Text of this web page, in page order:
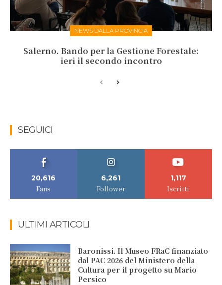
NEWS DALLA PROVINCIA
Salerno. Bando per la Gestione Forestale:
ieri il secondo incontro
SEGUICI
20,616
Fans
6,261
Follower
1,117
Iscritti
ULTIMI ARTICOLI
Baronissi. Il Museo FRaC finanziato
dal PAC 2026 del Ministero della
Cultura per il progetto su Mario
Persico